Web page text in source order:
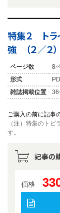
特集２ トラ
強 （２／２）
ページ数
8
形式
雑誌掲載位置
36
ご購入の前に記事
（注）特集のト
す。
記事の
価格